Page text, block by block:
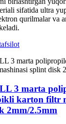
sifatida ultra
qurilmalar va
3 marta
karton filtr
2mm/2.5mm